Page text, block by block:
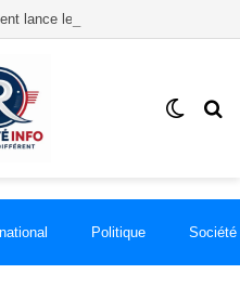
Switch
Politique Société